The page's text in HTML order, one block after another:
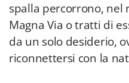
spalla percorrono, nel
Magna Via o tratti di
da un solo desiderio,
riconnettersi con la